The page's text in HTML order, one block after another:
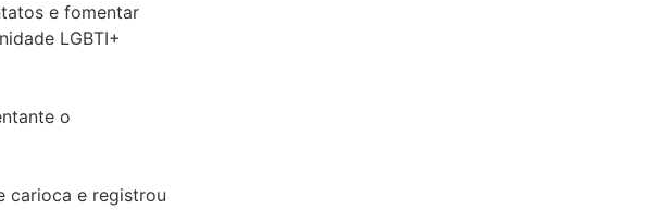
e fomentar
LGBTI+
o
carioca e registrou